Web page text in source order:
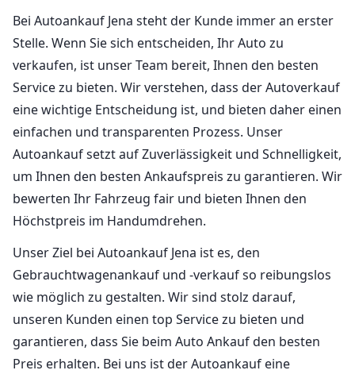
Bei Autoankauf Jena steht der Kunde immer an erster
Stelle. Wenn Sie sich entscheiden, Ihr Auto zu
verkaufen, ist unser Team bereit, Ihnen den besten
Service zu bieten. Wir verstehen, dass der Autoverkauf
eine wichtige Entscheidung ist, und bieten daher einen
einfachen und transparenten Prozess. Unser
Autoankauf setzt auf Zuverlässigkeit und Schnelligkeit,
um Ihnen den besten Ankaufspreis zu garantieren. Wir
bewerten Ihr Fahrzeug fair und bieten Ihnen den
Höchstpreis im Handumdrehen.
Unser Ziel bei Autoankauf Jena ist es, den
Gebrauchtwagenankauf und -verkauf so reibungslos
wie möglich zu gestalten. Wir sind stolz darauf,
unseren Kunden einen top Service zu bieten und
garantieren, dass Sie beim Auto Ankauf den besten
Preis erhalten. Bei uns ist der Autoankauf eine